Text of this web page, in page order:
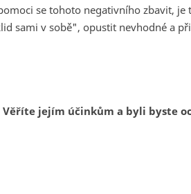
se tohoto negativního zbavit, je
sami v sobě", opustit nevhodné a
jejím účinkům a byli byste